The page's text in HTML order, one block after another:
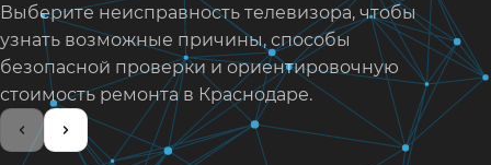
Выберите неисправность телевизора, чтобы
узнать возможные причины, способы
безопасной проверки и ориентировочную
стоимость ремонта в Краснодаре.